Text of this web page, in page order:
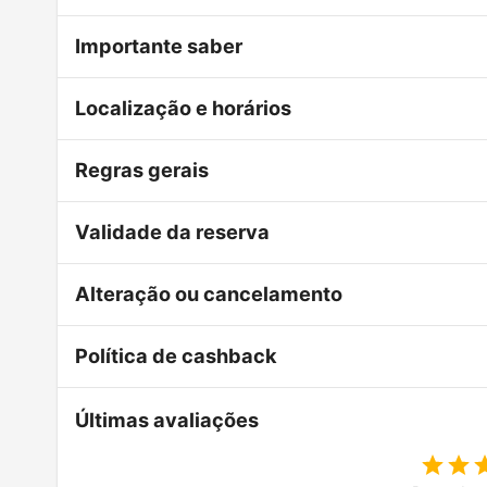
Importante saber
Localização e horários
Regras gerais
Validade da reserva
Alteração ou cancelamento
Política de cashback
Últimas avaliações